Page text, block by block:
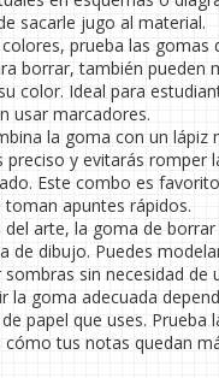
sacarle jugo al material.
prueba las gomas
borrar, también pueden
color. Ideal para
usar marcadores.
la goma con un lápiz
y evitarás romper
Este combo es
apuntes rápidos.
del arte, la goma de
de dibujo. Puedes
sin necesidad de
la goma adecuada
papel que uses. Prueba
tus notas quedan